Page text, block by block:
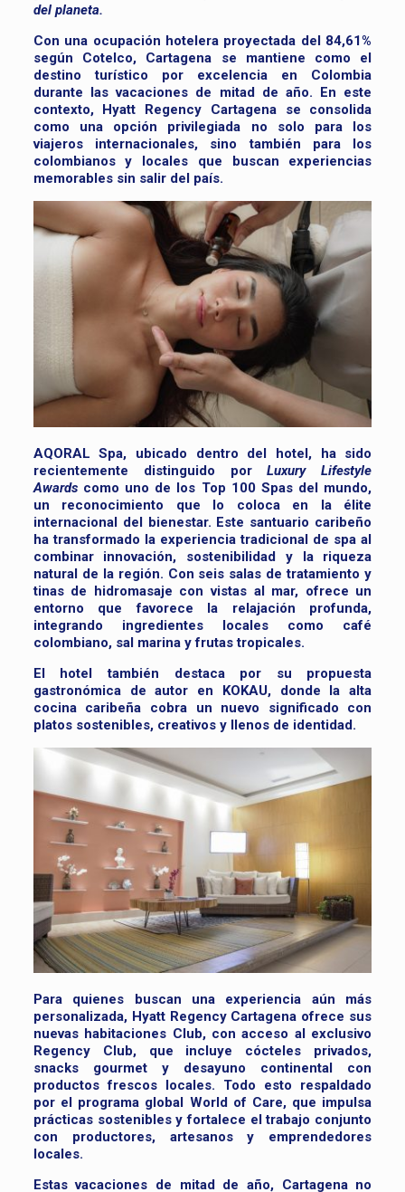
del planeta.
Con una ocupación hotelera proyectada del 84,61%
según Cotelco, Cartagena se mantiene como el
destino turístico por excelencia en Colombia
durante las vacaciones de mitad de año. En este
contexto, Hyatt Regency Cartagena se consolida
como una opción privilegiada no solo para los
viajeros internacionales, sino también para los
colombianos y locales que buscan experiencias
memorables sin salir del país.
AQORAL Spa, ubicado dentro del hotel, ha sido
recientemente distinguido porLuxury Lifestyle
Awardscomo uno de los Top 100 Spas del mundo,
un reconocimiento que lo coloca en la élite
internacional del bienestar. Este santuario caribeño
ha transformado la experiencia tradicional de spa al
combinar innovación, sostenibilidad y la riqueza
natural de la región. Con seis salas de tratamiento y
tinas de hidromasaje con vistas al mar, ofrece un
entorno que favorece la relajación profunda,
integrando ingredientes locales como café
colombiano, sal marina y frutas tropicales.
El hotel también destaca por su propuesta
gastronómica de autor en KOKAU, donde la alta
cocina caribeña cobra un nuevo significado con
platos sostenibles, creativos y llenos de identidad.
Para quienes buscan una experiencia aún más
personalizada, Hyatt Regency Cartagena ofrece sus
nuevas habitaciones Club, con acceso al exclusivo
Regency Club, que incluye cócteles privados,
snacks gourmet y desayuno continental con
productos frescos locales. Todo esto respaldado
por el programa global World of Care, que impulsa
prácticas sostenibles y fortalece el trabajo conjunto
con productores, artesanos y emprendedores
locales.
Estas vacaciones de mitad de año, Cartagena no